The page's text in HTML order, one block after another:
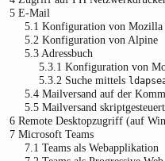
5 E-Mail
5.1 Konfiguration von Mozilla
5.2 Konfiguration von Alpine
5.3Adressbuch
5.3.1 Konfiguration von
5.3.2 Suche mittels
5.4Mailversand auf der
5.5Mailversand
6 Remote Desktopzugriff (auf
7 Microsoft Teams
7.1 Teams als Webapplikation